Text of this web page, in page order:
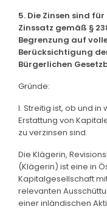
5. Die Zinsen sind
Zinssatz gemäß §
Begrenzung auf
Berücksichtigung
Bürgerlichen
Gründe:
I. Streitig ist, ob und
Erstattung von
zu verzinsen sind.
Die Klägerin,
(Klägerin) ist eine in
Kapitalgesellschaft
relevanten
einer inländischen